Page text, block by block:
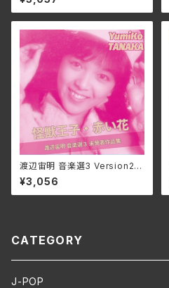
(仕様:CD)
渡辺宙明 音楽選3 Version2/
田中由美子、根本由美、成松こだ
ま 3SCD-0072(仕様:CD)
¥3,056
CATEGORY
J-POP